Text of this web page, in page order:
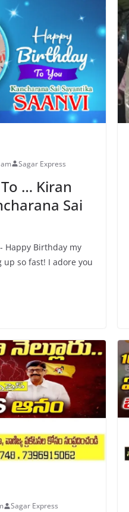
Sagar Express
… Kiran
Sai
Birthday my
so fast! I adore you
Sagar Express